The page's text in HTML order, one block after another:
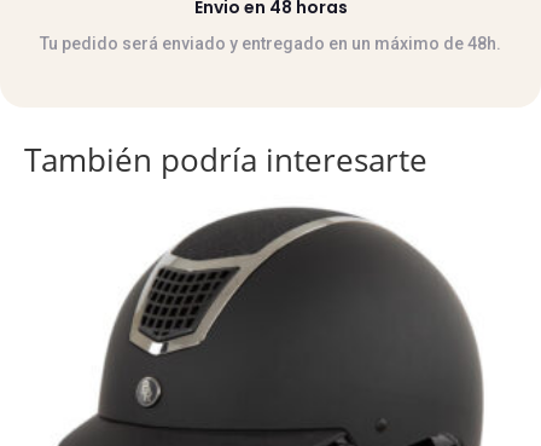
Envio en 48 horas
Tu pedido será enviado y entregado en un máximo de 48h.
También podría interesarte